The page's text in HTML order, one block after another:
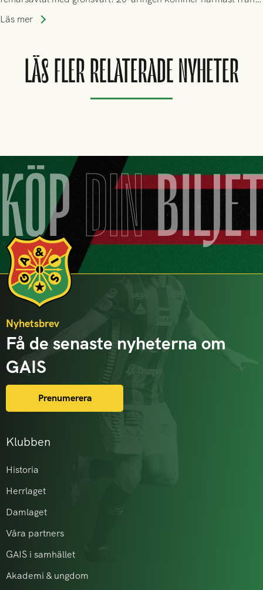
spel i färöiska Skála IF.
Läs mer
LÄS FLER RELATERADE NYHETER
KÖPDIN
Klubben
Historia
Herrlaget
Damlaget
Våra partners
GAIS i samhället
Akademi & ungdom
Nyhetsbrev
Få de senaste nyheterna om
GAIS
Prenumerera